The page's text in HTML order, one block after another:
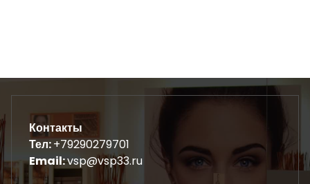
Контакты
Тел:+79290279701
Email:vsp@vsp33.ru